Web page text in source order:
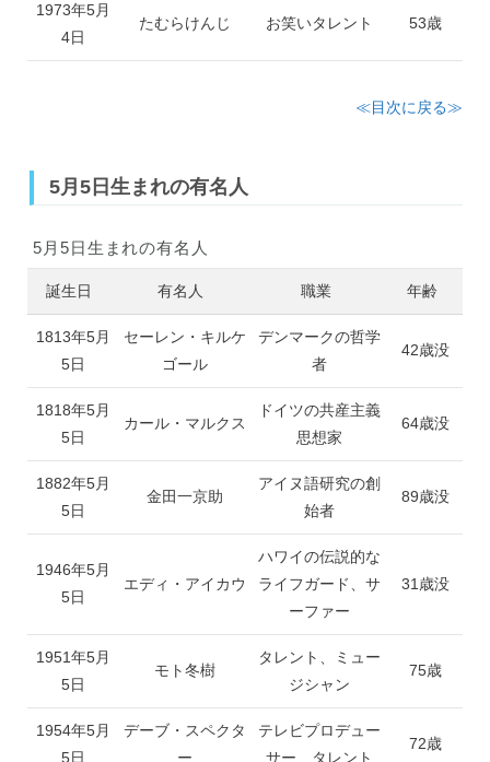
1973年5月
4日
たむらけんじ お笑いタレント 53歳
≪目次に戻る≫
5月5日生まれの有名人
5月5日生まれの有名人
誕生日 有名人 職業 年齢
1813年5月
5日
セーレン・キルケ
ゴール
デンマークの哲学
者
42歳没
1818年5月
5日
カール・マルクス
ドイツの共産主義
思想家
64歳没
1882年5月
5日
金田一京助
アイヌ語研究の創
始者
89歳没
1946年5月
5日
エディ・アイカウ
ハワイの伝説的な
ライフガード、サ
ーファー
31歳没
1951年5月
5日
モト冬樹
タレント、ミュー
ジシャン
75歳
1954年5月
5日
デーブ・スペクタ
ー
テレビプロデュー
サー、タレント
72歳